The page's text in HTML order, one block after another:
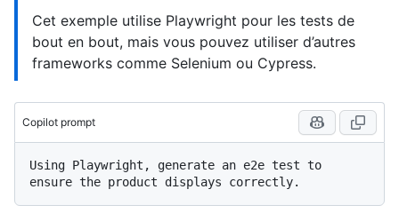
Cet exemple utilise Playwright pour les tests de
bout en bout, mais vous pouvez utiliser d’autres
frameworks comme Selenium ou Cypress.
Copilot prompt
Using Playwright, generate an e2e test to